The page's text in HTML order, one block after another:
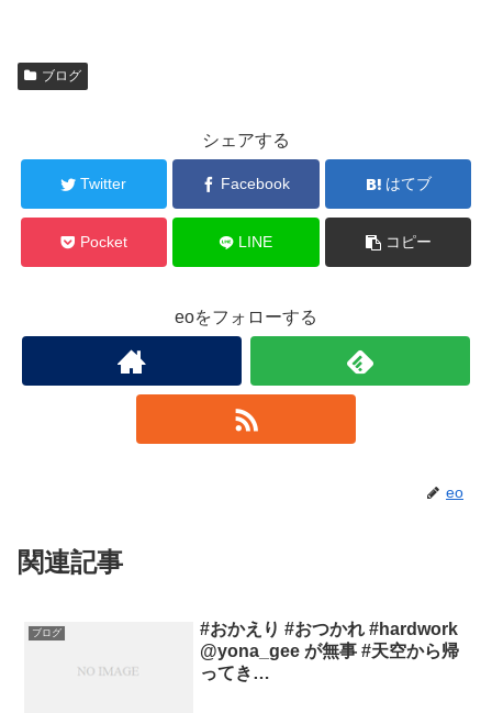
ブログ
シェアする
Twitter Facebook はてブ
Pocket LINE コピー
eoをフォローする
eo
関連記事
ブログ
#おかえり #おつかれ #hardwork
@yona_gee が無事 #天空から帰
ってき…